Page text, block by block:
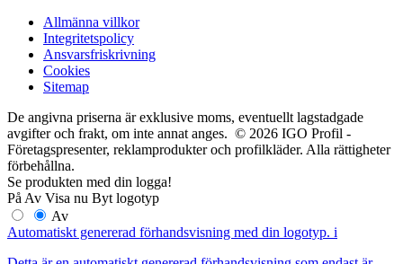
Allmänna villkor
Integritetspolicy
Ansvarsfriskrivning
Cookies
Sitemap
De angivna priserna är exklusive moms, eventuellt lagstadgade
avgifter och frakt, om inte annat anges. © 2026 IGO Profil -
Företagspresenter, reklamprodukter och profilkläder. Alla rättigheter
förbehållna.
Se produkten med din logga!
På Av Visa nu Byt logotyp
Av
Automatiskt genererad förhandsvisning med din logotyp. i